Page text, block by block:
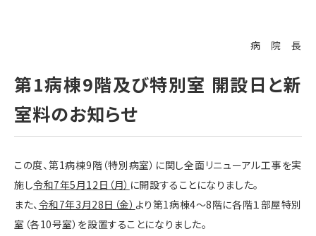
病 院 長
第1病棟9階及び特別室 開設日と新
室料のお知らせ
この度、第1病棟9階（特別病室）に関し全面リニューアル工事を実
施し令和7年5月12日（月） に開設することになりました。
また、令和7年3月28日（金） より第1病棟4～8階に各階１部屋特別
室（各10号室）を設置することになりました。